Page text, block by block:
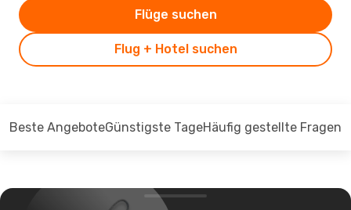
Flug + Hotel suchen
Flüge suchen
Beste AngeboteGünstigste TageHäufig gestellte Fragen